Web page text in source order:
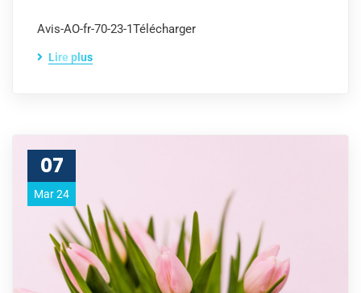
Avis-AO-fr-70-23-1Télécharger
Lire plus
07
Mar 24